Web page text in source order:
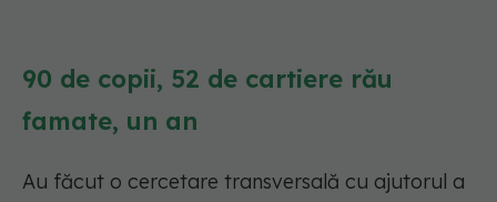
90 de copii, 52 de cartiere rău
famate, un an
Au făcut o cercetare transversală cu ajutorul a